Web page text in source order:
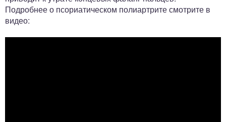
Подробнее о псориатическом полиартрите смотрите в
видео: